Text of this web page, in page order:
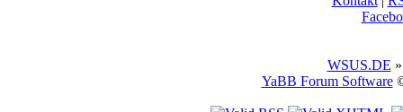
WSUS.DE
YaBB Forum Software©